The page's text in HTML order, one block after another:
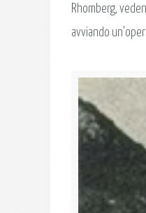
Rhomberg,
avviando